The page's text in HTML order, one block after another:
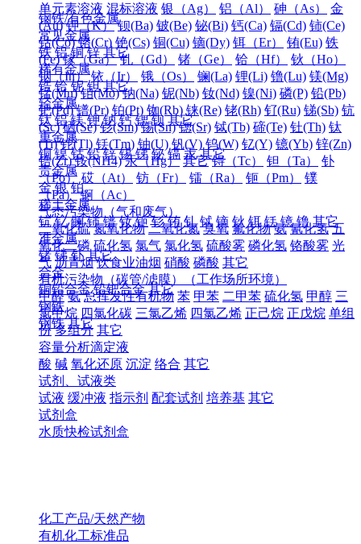
单元素溶液 混标溶液 银（Ag） 铝（Al） 砷（As）
金
(Au) 钾（K） 钡(Ba) 铍(Be) 铋(Bi) 钙(Ca) 镉(Cd) 铈(Ce)
钴(Co) 铬(Cr) 铯(Cs) 铜(Cu) 镝(Dy) 铒（Er） 铕(Eu) 铁
(Fe) 镓（Ga） 钆（Gd） 锗（Ge） 铪（Hf）
钬（Ho）
铟（In） 铱（Ir） 锇（Os） 镧(La) 锂(Li) 镥(Lu) 镁(Mg)
锰(Mn) 钼(Mo) 钠(Na) 铌(Nb) 钕(Nd) 镍(Ni) 磷(P) 铅(Pb)
钯(Pd) 镨(Pr) 铂(Pt) 铷(Rb) 铼(Re) 铑(Rh) 钌(Ru) 锑(Sb) 钪
(Sc) 硒(Se) 钐(Sm) 锡(Sn) 锶(Sr) 铽(Tb) 碲(Te) 钍(Th) 钛
(Ti) 铊(Tl) 铥(Tm) 铀(U) 钒(V) 钨(W) 钇(Y) 镱(Yb) 锌(Zn)
锆(Zr) 铵(NH4) 汞（Hg） 其它 锝（Tc） 钽（Ta）
钋
（Po） 砹（At） 钫（Fr） 镭（Ra） 钷（Pm）
镤
（Pa） 锕（Ac）
气态污染物（气和废气）
二氧化硫 氮氧化物 二氧化氮 臭氧 氟化物 氨 氰化氢 五
氧化二磷 硫化氢 氯气 氯化氢 硫酸雾 磷化氢 铬酸雾 光
气 沥青烟 饮食业油烟 硝酸 磷酸 其它
有机污染物（碳管/滤膜）（工作场所环境）
甲醛 氨 总挥发性有机物 苯 甲苯 二甲苯 硫化氢 甲醇 三
氯甲烷 四氯化碳 三氯乙烯 四氯乙烯 正己烷 正戊烷 单组
份 多组分 其它
容量分析滴定液
酸 碱 氧化还原 沉淀 络合 其它
试剂、试液类
试液 缓冲液 指示剂 配套试剂 培养基 其它
试剂盒
水质快检试剂盒
钢铁/有色金属
常见金属
铁 铝 铜 锌 其它
稀有金属
锆 铪 铌 钽 其它
轻金属
钛 铝 镁 钾 钠 钙 锶 钡 其它
重金属
铜 镍 钴 铅 锌 锡 锑 铋 镉 汞 其它
贵金属
金 银 铂
稀土金属
钪 钇 镧 铈 镨 钕 钷 钐 铕 钆 铽 镝 钬 铒 铥 镱 镥 其它
准金属
锗 锑 钋 其它
合金
铜铅合金 铅钯合金 其它
钢铁
钢铁 其它
化工产品/天然产物
有机化工标准品